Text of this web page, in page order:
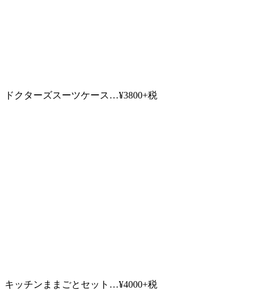
ドクターズスーツケース…¥3800+税
キッチンままごとセット…¥4000+税